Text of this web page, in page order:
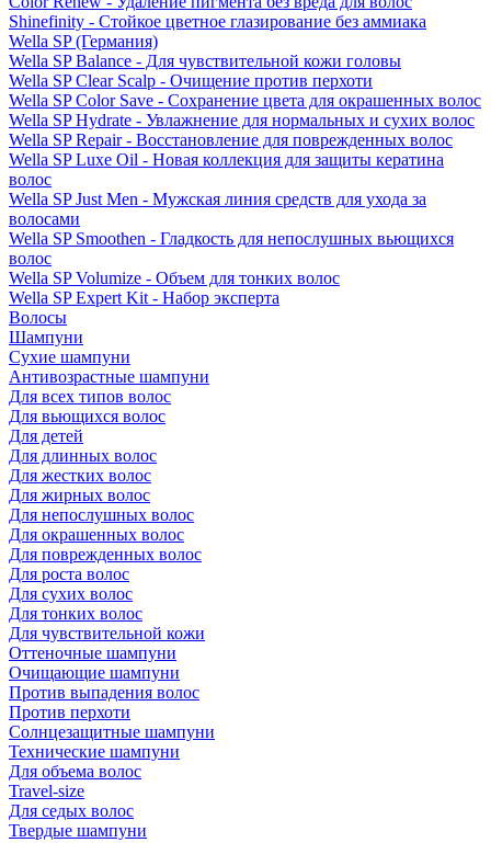
Shinefinity - Стойкое цветное глазирование без аммиака
Wella SP (Германия)
Wella SP Balance - Для чувствительной кожи головы
Wella SP Clear Scalp - Очищение против перхоти
Wella SP Color Save - Сохранение цвета для окрашенных волос
Wella SP Hydrate - Увлажнение для нормальных и сухих волос
Wella SP Repair - Восстановление для поврежденных волос
Wella SP Luxe Oil - Новая коллекция для защиты кератина
волос
Wella SP Just Men - Мужская линия средств для ухода за
волосами
Wella SP Smoothen - Гладкость для непослушных вьющихся
волос
Wella SP Volumize - Объем для тонких волос
Wella SP Expert Kit - Набор эксперта
Волосы
Шампуни
Сухие шампуни
Антивозрастные шампуни
Для всех типов волос
Для вьющихся волос
Для детей
Для длинных волос
Для жестких волос
Для жирных волос
Для непослушных волос
Для окрашенных волос
Для поврежденных волос
Для роста волос
Для сухих волос
Для тонких волос
Для чувствительной кожи
Оттеночные шампуни
Очищающие шампуни
Против выпадения волос
Против перхоти
Солнцезащитные шампуни
Технические шампуни
Для объема волос
Travel-size
Для седых волос
Твердые шампуни